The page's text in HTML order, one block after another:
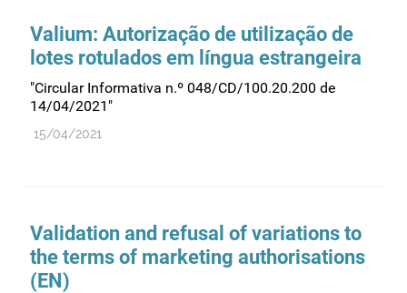
Valium: Autorização de utilização de
lotes rotulados em língua estrangeira
"Circular Informativa n.º 048/CD/100.20.200 de
14/04/2021"
15/04/2021
Validation and refusal of variations to
the terms of marketing authorisations
(EN)